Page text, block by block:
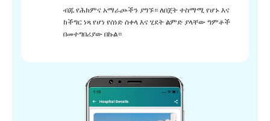
ብጁ የሕክምና አማራጮችን ያግኙ። ለበጀት ተስማሚ የሆኑ እና
ከችግር ነጻ የሆነ የሰነድ ሰቀላ እና ሂደት ልምድ ያላቸው ግምቶች
በመተግበሪያው በኩል።